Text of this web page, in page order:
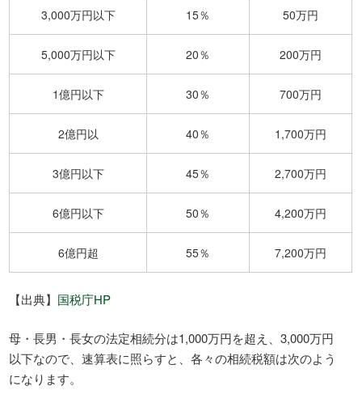
3,000万円以下 15％ 50万円
5,000万円以下 20％ 200万円
1億円以下 30％ 700万円
2億円以 40％ 1,700万円
3億円以下 45％ 2,700万円
6億円以下 50％ 4,200万円
6億円超 55％ 7,200万円
【出典】 国税庁HP
母・長男・長女の法定相続分は1,000万円を超え、3,000万円
以下なので、速算表に照らすと、各々の相続税額は次のよう
になります。